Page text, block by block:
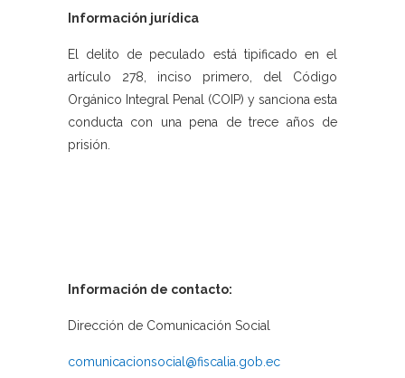
Información jurídica
El delito de peculado está tipificado en el
artículo 278, inciso primero, del Código
Orgánico Integral Penal (COIP) y sanciona esta
conducta con una pena de trece años de
prisión.
Información de contacto:
Dirección de Comunicación Social
comunicacionsocial@fiscalia.gob.ec